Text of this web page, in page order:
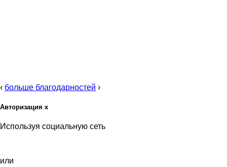
‹ больше благодарностей ›
Авторизация x
Используя социальную сеть
или